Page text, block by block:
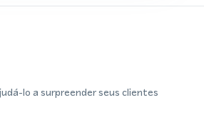
lo a surpreender seus clientes